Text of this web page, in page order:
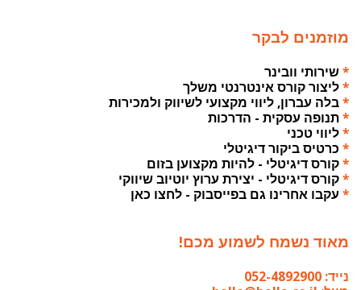
מוזמנים לבקר
*שירותי וובינר
*ליצור קורס אינטרנטי משלך
*בלה עברון, ליווי מקצועי לשיווק ולמכירות
*תנופה עסקית - הדרכות
*ליווי טכני
* כרטיס ביקור דיגיטלי
*קורס דיגיטלי - להיות מקצוען בזום
*קורס דיגיטלי - יצירת ערוץ יוטיוב שיווקי
* עקבו אחרינו גם בפייסבוק - לחצו כאן
מאוד נשמח לשמוע מכם!
נייד: 052-4892900